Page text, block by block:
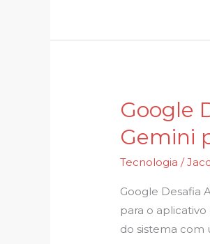
Google
Gemini
Tecnologia /
Google Desafia
para o
do sistema com
Google
Apple
Intelligence
Nova
Atualização
do